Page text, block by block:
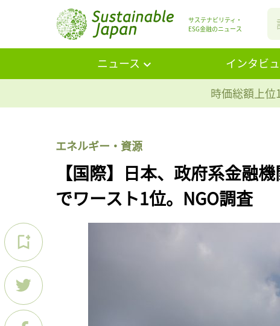
サステナビリティ・
ESG金融のニュース
ニュース インタビ
時価総額上
エネルギー・資源
【国際】日本、政府系金融
でワースト1位。NGO調査